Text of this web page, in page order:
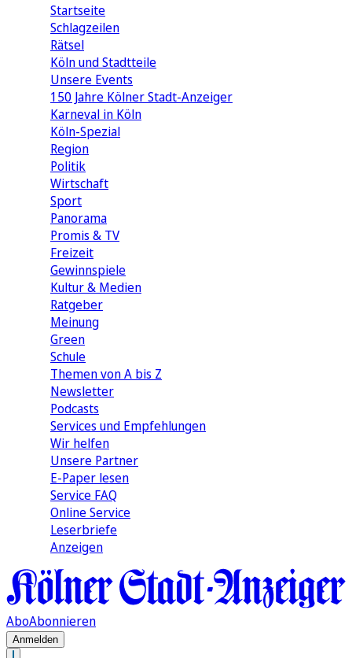
Startseite
Schlagzeilen
Rätsel
Köln und Stadtteile
Unsere Events
150 Jahre Kölner Stadt-Anzeiger
Karneval in Köln
Köln-Spezial
Region
Politik
Wirtschaft
Sport
Panorama
Promis & TV
Freizeit
Gewinnspiele
Kultur & Medien
Ratgeber
Meinung
Green
Schule
Themen von A bis Z
Newsletter
Podcasts
Services und Empfehlungen
Wir helfen
Unsere Partner
E-Paper lesen
Service FAQ
Online Service
Leserbriefe
Anzeigen
AboAbonnieren
Anmelden